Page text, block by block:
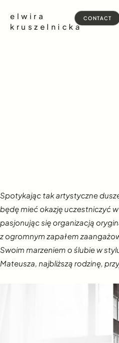
elwira
kruszelnicka
CONTACT
Spotykając tak artystyczne
będę mieć okazję uczestniczyć
pasjonując się organizacją
z ogromnym zapałem
Swoim marzeniem o ślubie w
Mateusza, najbliższą rodzinę,